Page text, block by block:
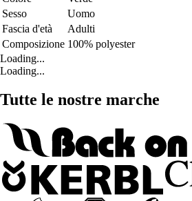
Sesso
Uomo
Fascia d'età
Adulti
Composizione 100% polyester
Loading...
Loading...
Tutte le nostre marche